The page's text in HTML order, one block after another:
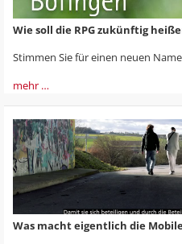
Wie soll die RPG zukünftig
Stimmen Sie für einen neuen
mehr …
Was macht eigentlich die